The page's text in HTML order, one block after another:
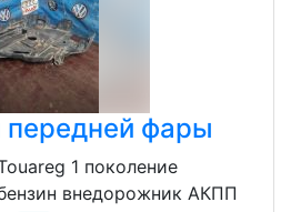
передней фары
1 поколение
внедорожник АКПП